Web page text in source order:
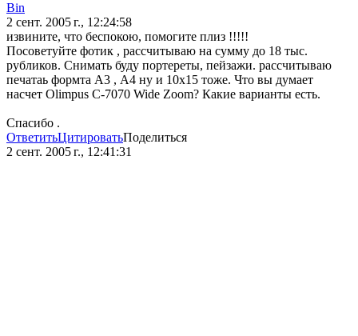
Bin
2 сент. 2005 г., 12:24:58
извините, что беспокою, помогите плиз !!!!!
Посоветуйте фотик , рассчитываю на сумму до 18 тыс.
рубликов. Снимать буду портереты, пейзажи. рассчитываю
печатаь формта А3 , А4 ну и 10х15 тоже. Что вы думает
насчет Olimpus C-7070 Wide Zoom? Какие варианты есть.
Спасибо .
ОтветитьЦитироватьПоделиться
2 сент. 2005 г., 12:41:31